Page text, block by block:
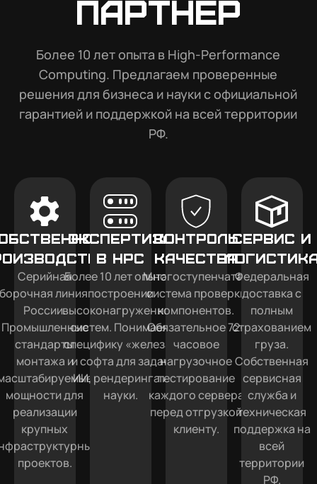
партнер
Более 10 лет опыта в High-Performance
Computing. Предлагаем проверенные
решения для бизнеса и науки с официальной
гарантией и поддержкой на всей территории
РФ.
Серийная
линия в
России.
Промышленные
стандарты
монтажа и
мощности для
реализации
крупных
проектов.
Экспертиза
в HPC
Более 10 лет опыта в
построении
высоконагруженных
систем. Понимаем
специфику «железа»
и софта для задач
ИИ, рендеринга и
науки.
Контроль
качества
Многоступенчатая
система проверки
компонентов.
Обязательное 72-
часовое
нагрузочное
тестирование
каждого сервера
перед отгрузкой
клиенту.
Сервис и
Федеральная
доставка с
полным
страхованием
груза.
Собственная
сервисная
служба и
техническая
поддержка на
всей
территории
РФ.